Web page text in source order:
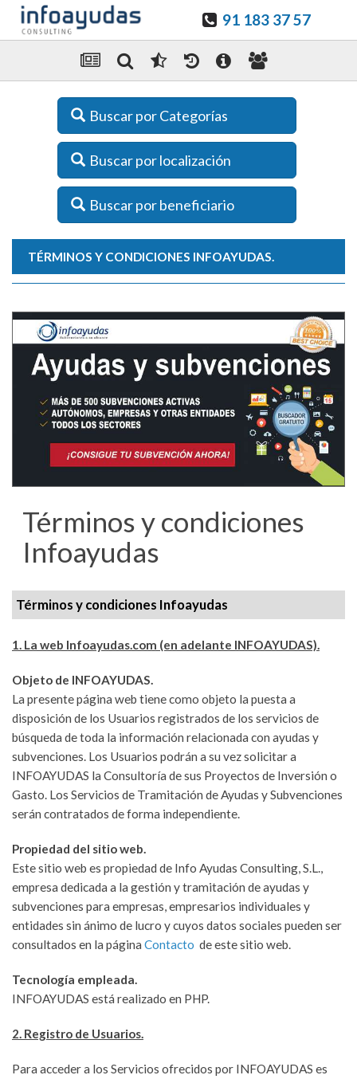
91 183 37 57
Buscar por Categorías
Buscar por localización
Buscar por beneficiario
TÉRMINOS Y CONDICIONES INFOAYUDAS.
Términos y condiciones
Infoayudas
Términos y condiciones Infoayudas
1. La web Infoayudas.com (en adelante INFOAYUDAS).
Objeto de INFOAYUDAS.
La presente página web tiene como objeto la puesta a
disposición de los Usuarios registrados de los servicios de
búsqueda de toda la información relacionada con ayudas y
subvenciones. Los Usuarios podrán a su vez solicitar a
INFOAYUDAS la Consultoría de sus Proyectos de Inversión o
Gasto. Los Servicios de Tramitación de Ayudas y Subvenciones
serán contratados de forma independiente.
Propiedad del sitio web.
Este sitio web es propiedad de Info Ayudas Consulting, S.L.,
empresa dedicada a la gestión y tramitación de ayudas y
subvenciones para empresas, empresarios individuales y
entidades sin ánimo de lucro y cuyos datos sociales pueden ser
consultados en la página Contacto de este sitio web.
Tecnología empleada.
INFOAYUDAS está realizado en PHP.
2. Registro de Usuarios.
Para acceder a los Servicios ofrecidos por INFOAYUDAS es